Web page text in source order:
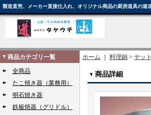
製造直売、メーカー直接仕入れ、オリジナル商品の厨房道具の
商品カテゴリ一覧
全商品
たこ焼き器（業務用）
明石焼き器
鉄板焼器（グリドル）
ホーム 料理鍋 > ヤッ
商品詳細